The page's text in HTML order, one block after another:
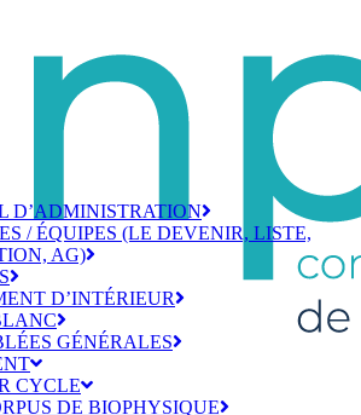
D’ADMINISTRATION
/ ÉQUIPES (LE DEVENIR, LISTE,
AG)
D’INTÉRIEUR
GÉNÉRALES
CYCLE
DE BIOPHYSIQUE